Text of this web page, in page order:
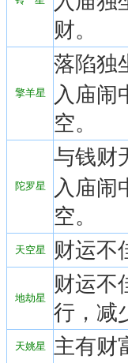
财。
擎羊星
落陷独
入庙闹
空。
陀罗星
与钱财
入庙闹
空。
天空星 财运不
地劫星
财运不
行，减
天姚星 主有财